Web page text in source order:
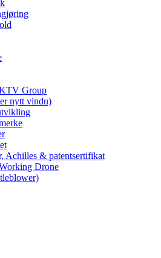
Group
nytt vindu)
Achilles & patentsertifikat
Drone